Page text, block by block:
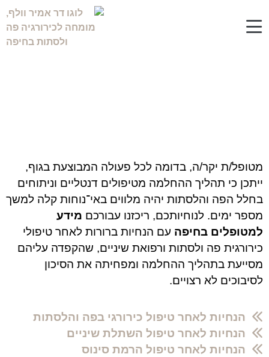
מטופל/ת יקר/ה, בדומה לכל פעולה המבוצעת בגוף,
ייתכן כי תהליך ההחלמה מטיפולים דנטליים וניתוחים
בחלל הפה והלסתות יהיה מלווים באי־נוחות קלה למשך
מספר ימים. לנוחיותכם, ריכזנו עבורכם מידע
למטופלים בחיפה עם הנחיות ברורות לאחר טיפולי
כירורגית פה ולסתות ורפואת שיניים, שהקפדה עליהם
מסייעת בתהליך ההחלמה ומפחיתה את הסיכון
לסיבוכים לא רצויים.
הנחיות לאחר טיפול כירורגי בפה והלסתות
הנחיות לאחר טיפול השתלת שיניים
הנחיות לאחר טיפול הרמת סינוס